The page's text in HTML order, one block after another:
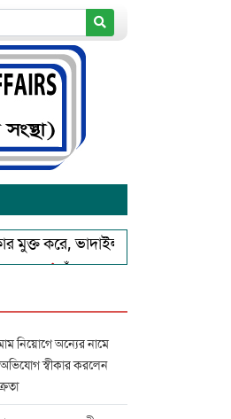
ভাদাইল প্রাইমারি ফ্রেন্ডস ক্লাব
চাঁদপুরে বাংলাদেশ আহলে সুন্নাত
নিয়োগে অন্যের নামে
অভিযোগ স্বীকার করলেন